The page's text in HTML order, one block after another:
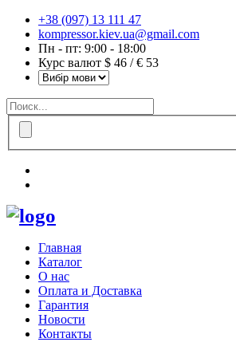
+38 (097) 13 111 47
kompressor.kiev.ua@gmail.com
Пн - пт: 9:00 - 18:00
Курс валют $ 46 / € 53
Главная
Каталог
О нас
Оплата и Доставка
Гарантия
Новости
Контакты